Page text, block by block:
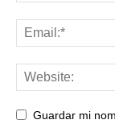
Guardar mi